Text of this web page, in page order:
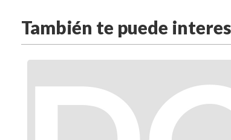
También te puede